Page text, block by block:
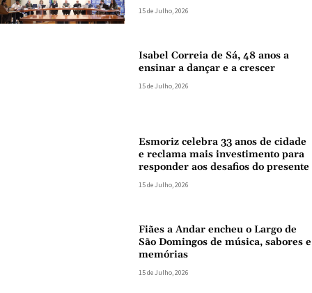
15 de Julho, 2026
Isabel Correia de Sá, 48 anos a
ensinar a dançar e a crescer
15 de Julho, 2026
Esmoriz celebra 33 anos de cidade
e reclama mais investimento para
responder aos desafios do presente
15 de Julho, 2026
Fiães a Andar encheu o Largo de
São Domingos de música, sabores e
memórias
15 de Julho, 2026